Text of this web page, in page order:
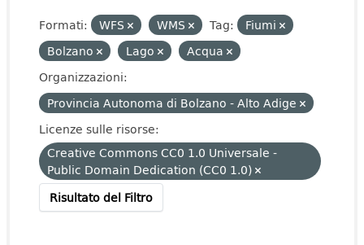
Formati: WFS WMS Tag:
Fiumi
Bolzano
Lago
Acqua
Organizzazioni:
Provincia Autonoma di Bolzano - Alto Adige
Licenze sulle risorse:
Creative Commons CC0 1.0 Universale -
Public Domain Dedication (CC0 1.0)
Risultato del Filtro